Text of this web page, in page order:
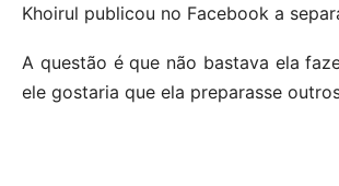
Khoirul publicou no Facebook a
A questão é que não bastava ela
ele gostaria que ela preparasse